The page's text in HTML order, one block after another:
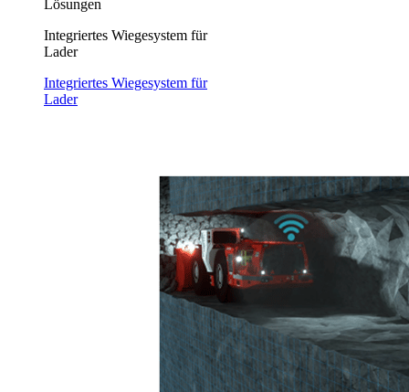
Lösungen
Integriertes Wiegesystem für
Lader
Integriertes Wiegesystem für
Lader